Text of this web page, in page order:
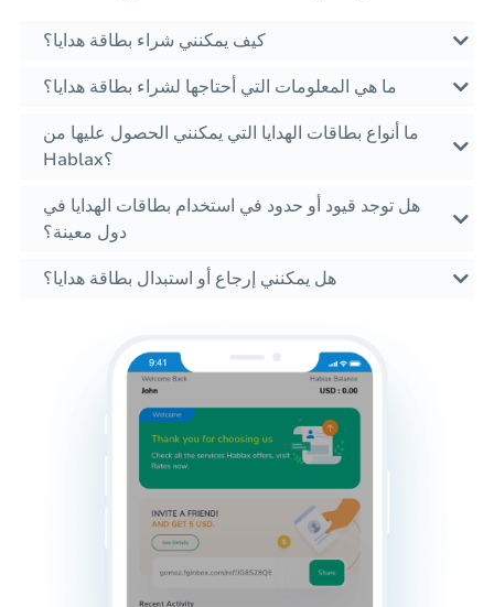
كيف يمكنني شراء بطاقة هدايا؟
ما هي المعلومات التي أحتاجها لشراء بطاقة هدايا؟
ما أنواع بطاقات الهدايا التي يمكنني الحصول عليها من
Hablax؟
هل توجد قيود أو حدود في استخدام بطاقات الهدايا في
دول معينة؟
هل يمكنني إرجاع أو استبدال بطاقة هدايا؟